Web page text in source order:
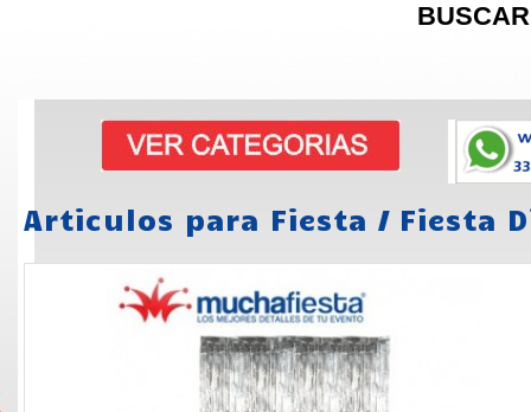
BUSCAR
Articulos para Fiesta / Fiesta